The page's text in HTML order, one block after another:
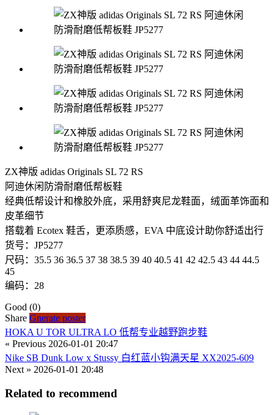
ZX神版 adidas Originals SL 72 RS
阿迪休闲防滑耐磨低帮板鞋
经典低帮设计和橡胶外底，采用舒爽尼龙鞋面，绒面革饰面和
皮革细节
搭载着 Ecotex 鞋舌，更添质感，EVA 中底设计助你舒适出行
货号：JP5277
尺码：35.5 36 36.5 37 38 38.5 39 40 40.5 41 42 42.5 43 44 44.5
45
编码：28
Good (0)
Share Gnerate poster
HOKA U TOR ULTRA LO 低帮专业越野跑步鞋
« Previous 2026-01-01 20:47
Nike SB Dunk Low x Stussy 白红蓝小钩满天星 XX2025-609
Next » 2026-01-01 20:48
Related to recommend